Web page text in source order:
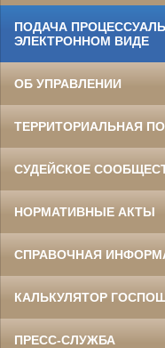
ПОДАЧА
ЭЛЕКТРОННОМ ВИДЕ
ОБ УПРАВЛЕНИИ
ТЕРРИТОРИАЛЬНАЯ
СУДЕЙСКОЕ
НОРМАТИВНЫЕ АКТЫ
СПРАВОЧНАЯ
КАЛЬКУЛЯТОР
ПРЕСС-СЛУЖБА